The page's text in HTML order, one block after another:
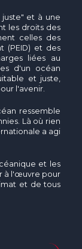
juste" et à une
les droits des
celles des
(PEID) et des
liées au
d'un océan
et juste,
l'avenir.
ressemble
Là où rien
a agi
et les
à l'œuvre pour
et de tous